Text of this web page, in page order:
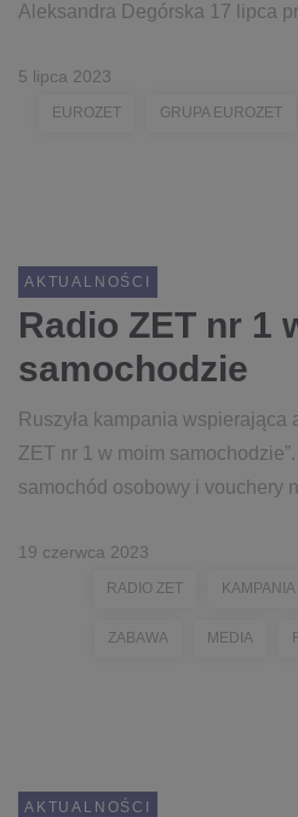
Aleksandra Degórska 17 lipca
5 lipca 2023
EUROZET GRUPA EUROZET
AKTUALNOŚCI
Radio ZET nr 1
samochodzie
Ruszyła kampania wspierająca
ZET nr 1 w moim
samochód osobowy i vouchery
19 czerwca 2023
RADIO ZET KAMPANIA
ZABAWA MEDIA
AKTUALNOŚCI